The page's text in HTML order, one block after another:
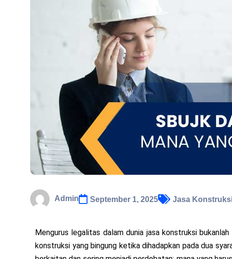
Admin September 1, 2025 Jasa
Mengurus legalitas dalam dunia jasa konstruksi
konstruksi yang bingung ketika dihadapkan pada dua